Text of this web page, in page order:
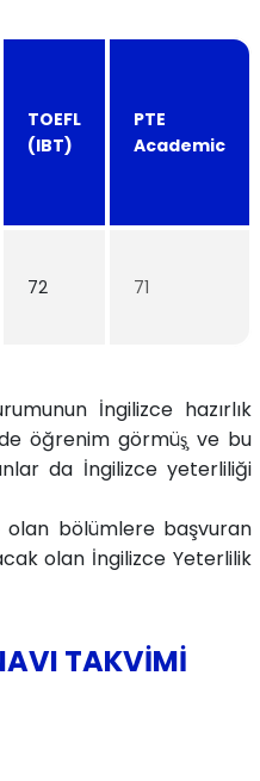
TOEFL
(IBT)
PTE
Academic
72 71
İngilizce hazırlık
öğrenim görmüş̧ ve bu
da İngilizce yeterliliği
olan bölümlere başvuran
olan İngilizce Yeterlilik
TAKVİMİ